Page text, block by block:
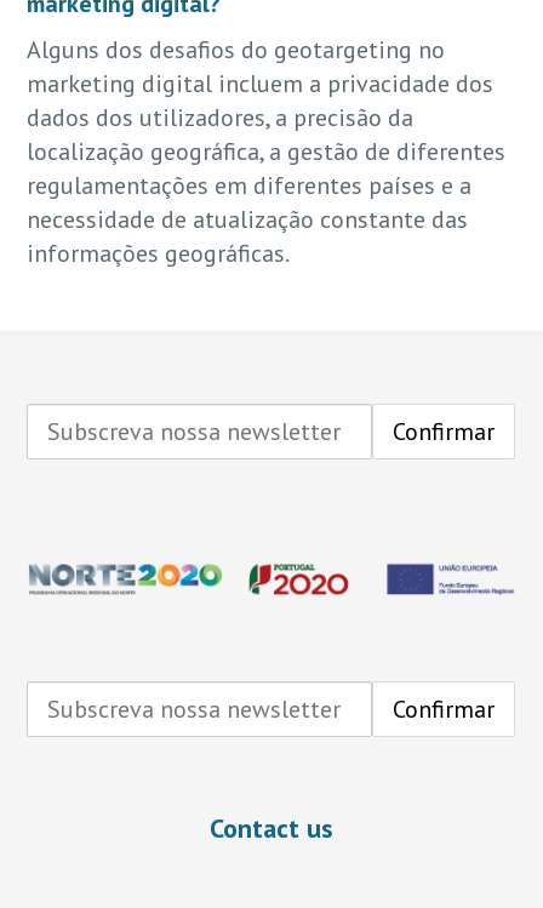
Alguns dos desafios do geotargeting no
marketing digital incluem a privacidade dos
dados dos utilizadores, a precisão da
localização geográfica, a gestão de diferentes
regulamentações em diferentes países e a
necessidade de atualização constante das
informações geográficas.
Contact us